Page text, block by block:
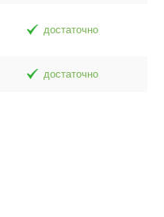
достаточно
достаточно